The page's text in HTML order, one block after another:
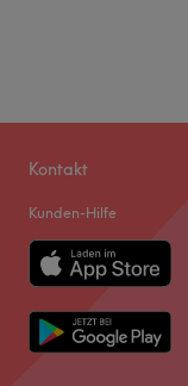
Kontakt
Kunden-Hilfe